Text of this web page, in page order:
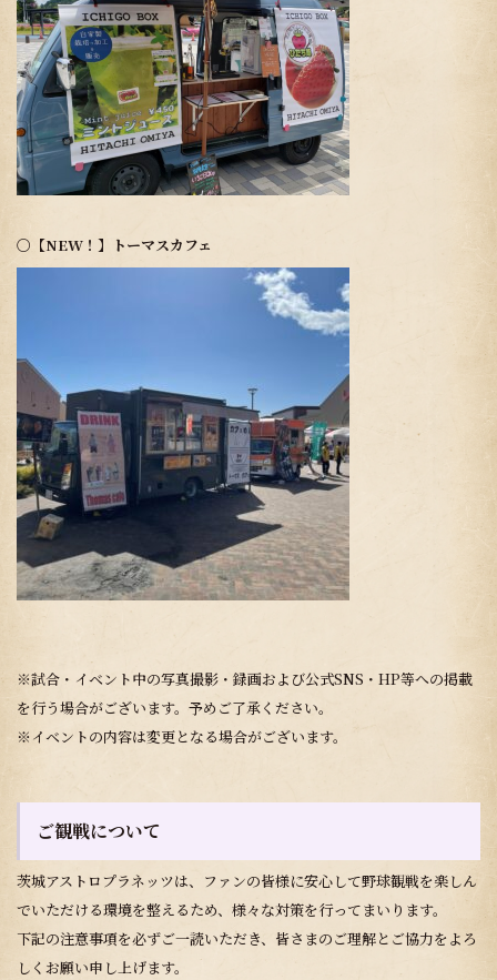
〇 【NEW！】 トーマスカフェ
※試合・イベント中の写真撮影・録画および公式SNS・HP等への掲載
を行う場合がございます。予めご了承ください。
※イベントの内容は変更となる場合がございます。
ご観戦について
茨城アストロプラネッツは、ファンの皆様に安心して野球観戦を楽しん
でいただける環境を整えるため、様々な対策を行ってまいります。
下記の注意事項を必ずご一読いただき、皆さまのご理解とご協力をよろ
しくお願い申し上げます。